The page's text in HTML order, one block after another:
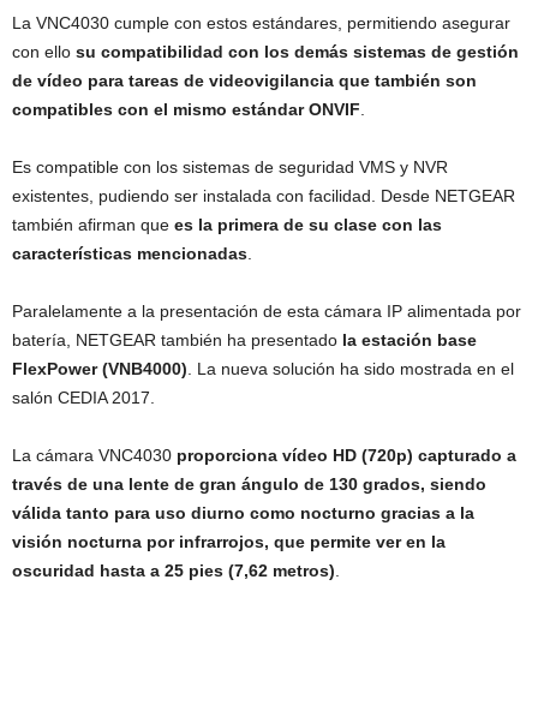
La VNC4030 cumple con estos estándares, permitiendo asegurar
con ello su compatibilidad con los demás sistemas de gestión
de vídeo para tareas de videovigilancia que también son
compatibles con el mismo estándar ONVIF
Es compatible con los sistemas de seguridad VMS y NVR
existentes, pudiendo ser instalada con facilidad. Desde NETGEAR
también afirman que es la primera de su clase con las
características mencionadas
Paralelamente a la presentación de esta cámara IP alimentada por
batería, NETGEAR también ha presentado la estación base
FlexPower (VNB4000) . La nueva solución ha sido mostrada en el
salón CEDIA 2017.
La cámara VNC4030 proporciona vídeo HD (720p) capturado a
través de una lente de gran ángulo de 130 grados, siendo
válida tanto para uso diurno como nocturno gracias a la
visión nocturna por infrarrojos, que permite ver en la
oscuridad hasta a 25 pies (7,62 metros)